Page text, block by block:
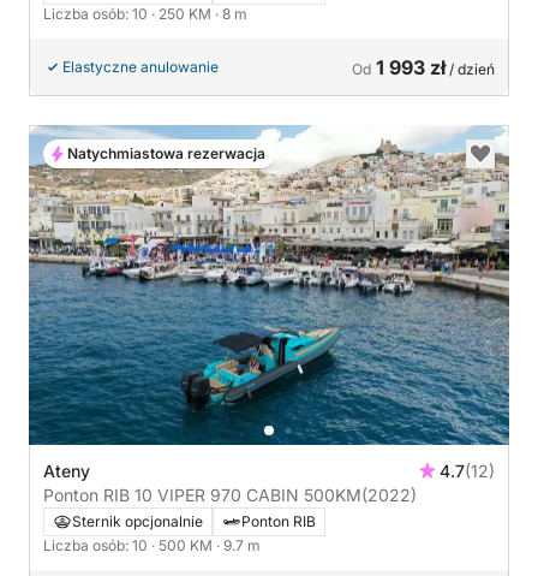
Liczba osób: 10 · 250 KM · 8 m
Elastyczne anulowanie Od 1 993 zł/ dzień
Ateny 4.7(12)
Ponton RIB 10 VIPER 970 CABIN 500KM(2022)
Sternik opcjonalnie
Ponton RIB
Liczba osób: 10 · 500 KM · 9.7 m
Natychmiastowa rezerwacja